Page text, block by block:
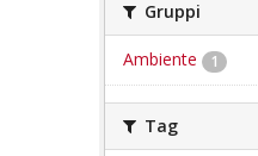
Gruppi
Ambiente 1
Tag